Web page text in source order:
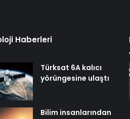
Haberleri
Türksat 6A kalıcı
yörüngesine ulaştı
Bilim insanlarından